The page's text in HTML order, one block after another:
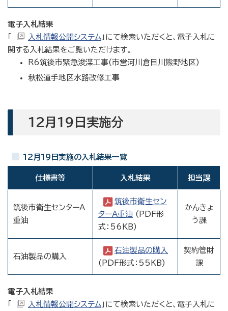
電子入札結果
「
入札情報公開システム 」にて検索いただくと、電子入札に
関する入札結果をご覧いただけます。
R6筑後市緊急浚渫工事(市営河川倉目川熊野地区)
秋松道手地区水路改修工事
12月19日実施分
12月19日実施の入札結果一覧
仕様書等 入札結果 担当課
筑後市衛生センターA
重油
筑後市衛生セン
ターA重油 (PDF形
式：56KB)
かんきょ
う課
石油製品の購入
石油製品の購入
(PDF形式：55KB)
契約管財
課
電子入札結果
「
入札情報公開システム 」にて検索いただくと、電子入札に